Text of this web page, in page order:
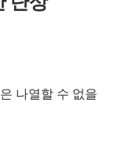
나열할 수 없을